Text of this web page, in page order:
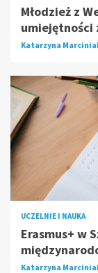
Młodzież z
umiejętności
Katarzyna
UCZELNIE I NAUKA
Erasmus+ w
Katarzyna